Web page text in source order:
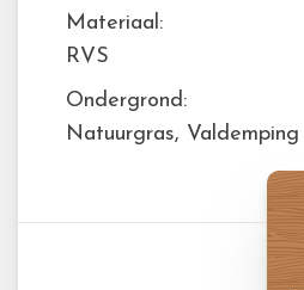
Materiaal:
RVS
Ondergrond:
Natuurgras, Valdemping